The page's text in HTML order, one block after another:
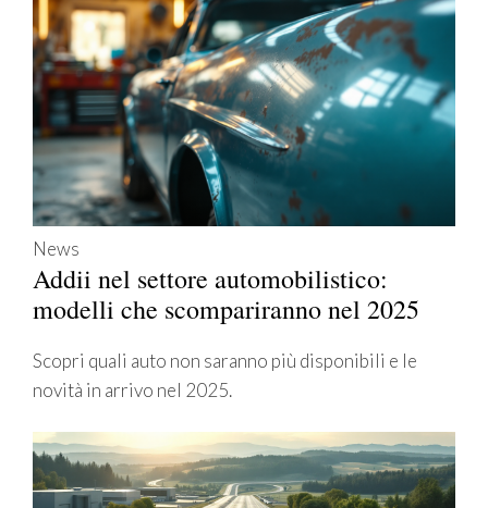
News
Addii nel settore automobilistico:
modelli che scompariranno nel 2025
Scopri quali auto non saranno più disponibili e le
novità in arrivo nel 2025.